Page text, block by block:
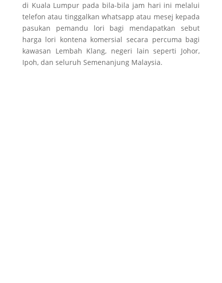
di Kuala Lumpur pada bila-bila jam hari ini melalui
telefon atau tinggalkan whatsapp atau mesej kepada
pasukan pemandu lori bagi mendapatkan sebut
harga lori kontena komersial secara percuma bagi
kawasan Lembah Klang, negeri lain seperti Johor,
Ipoh, dan seluruh Semenanjung Malaysia.